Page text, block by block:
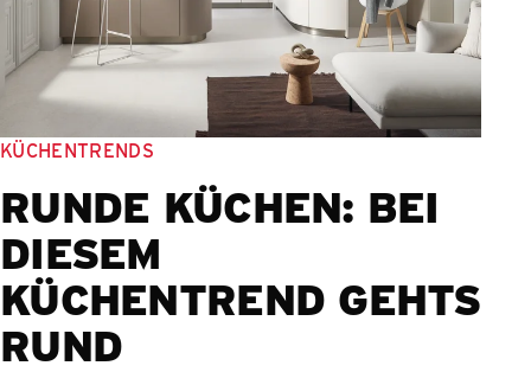
KÜCHENTRENDS
RUNDE KÜCHEN: BEI
DIESEM
KÜCHENTREND GEHTS
RUND